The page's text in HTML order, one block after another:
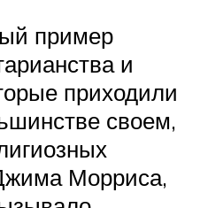
пример
и
приходили
своем,
Морриса,